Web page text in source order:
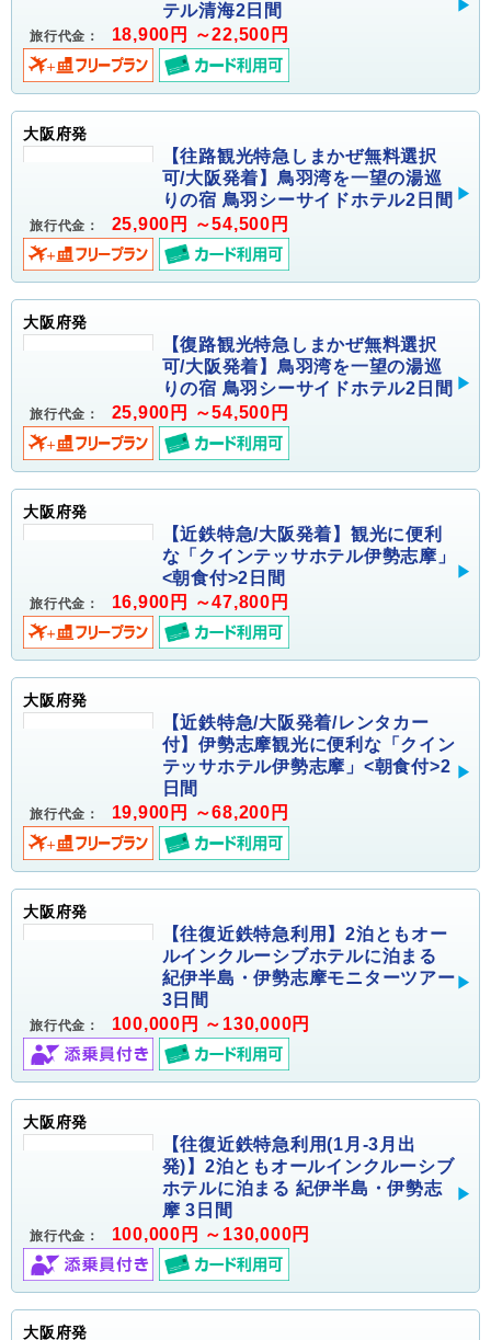
テル清海2日間
旅行代金： 18,900円 ～22,500円
大阪府発
【往路観光特急しまかぜ無料選択
可/大阪発着】鳥羽湾を一望の湯巡
りの宿 鳥羽シーサイドホテル2日間
旅行代金： 25,900円 ～54,500円
大阪府発
【復路観光特急しまかぜ無料選択
可/大阪発着】鳥羽湾を一望の湯巡
りの宿 鳥羽シーサイドホテル2日間
旅行代金： 25,900円 ～54,500円
大阪府発
【近鉄特急/大阪発着】観光に便利
な「クインテッサホテル伊勢志摩」
<朝食付>2日間
旅行代金： 16,900円 ～47,800円
大阪府発
【近鉄特急/大阪発着/レンタカー
付】伊勢志摩観光に便利な「クイン
テッサホテル伊勢志摩」<朝食付>2
日間
旅行代金： 19,900円 ～68,200円
大阪府発
【往復近鉄特急利用】2泊ともオー
ルインクルーシブホテルに泊まる
紀伊半島・伊勢志摩モニターツアー
3日間
旅行代金： 100,000円 ～130,000円
大阪府発
【往復近鉄特急利用(1月-3月出
発)】2泊ともオールインクルーシブ
ホテルに泊まる 紀伊半島・伊勢志
摩 3日間
旅行代金： 100,000円 ～130,000円
大阪府発